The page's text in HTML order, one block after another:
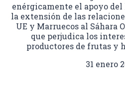
enérgicamente el apoyo del
la extensión de las
UE y Marruecos al Sáhara
que perjudica los
productores de frutas y
31 enero